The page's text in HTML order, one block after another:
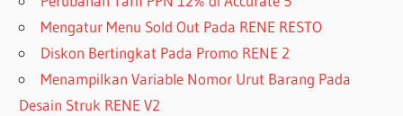
Mengatur Menu Sold Out Pada RENE RESTO
Diskon Bertingkat Pada Promo RENE 2
Menampilkan Variable Nomor Urut Barang Pada
Desain Struk RENE V2